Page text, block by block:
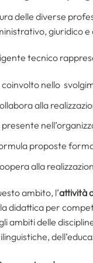
delle diverse
giuridico e
tecnico
coinvolto nello
alla
presente
proposte
alla
ambito, l’attività
didattica per
ambiti delle